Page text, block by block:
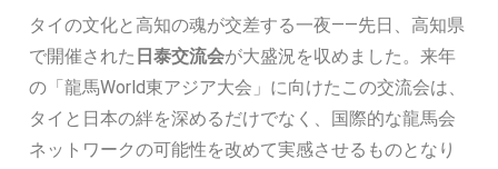
タイの文化と高知の魂が交差する一夜――先日、高知県
で開催された 日泰交流会が大盛況を収めました。来年
の「龍馬World東アジア大会」に向けたこの交流会は、
タイと日本の絆を深めるだけでなく、国際的な龍馬会
ネットワークの可能性を改めて実感させるものとなり